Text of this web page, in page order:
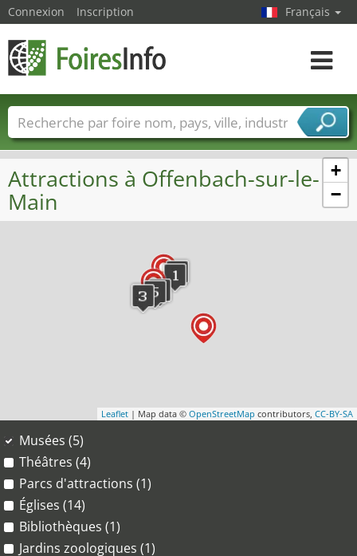
+
−
Leaflet | Map data © OpenStreetMap contributors, CC-BY-SA
Attractions à Offenbach-sur-le-
Main
Musées (5)
Théâtres (4)
Parcs d'attractions (1)
Églises (14)
Bibliothèques (1)
Jardins zoologiques (1)
Connexion Inscription Français
Toggle
Foire noms Pays Villes
Secteurs de foire
Secteurs du fournisseur de services